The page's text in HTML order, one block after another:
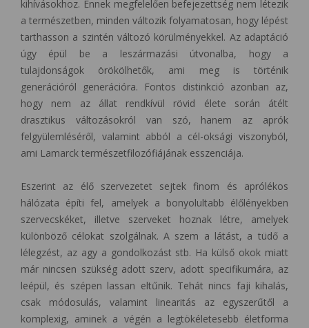
kihívásokhoz. Ennek megfelelően befejezettség nem létezik
a természetben, minden változik folyamatosan, hogy lépést
tarthasson a szintén változó körülményekkel. Az adaptáció
úgy épül be a leszármazási útvonalba, hogy a
tulajdonságok örökölhetők, ami meg is történik
generációról generációra. Fontos distinkció azonban az,
hogy nem az állat rendkívül rövid élete során átélt
drasztikus változásokról van szó, hanem az aprók
felgyülemléséről, valamint abból a cél-oksági viszonyból,
ami Lamarck természetfilozófiájának esszenciája.
Eszerint az élő szervezetet sejtek finom és aprólékos
hálózata építi fel, amelyek a bonyolultabb élőlényekben
szervecskéket, illetve szerveket hoznak létre, amelyek
különböző célokat szolgálnak. A szem a látást, a tüdő a
lélegzést, az agy a gondolkozást stb. Ha külső okok miatt
már nincsen szükség adott szerv, adott specifikumára, az
leépül, és szépen lassan eltűnik. Tehát nincs faji kihalás,
csak módosulás, valamint linearitás az egyszerűtől a
komplexig, aminek a végén a legtökéletesebb életforma